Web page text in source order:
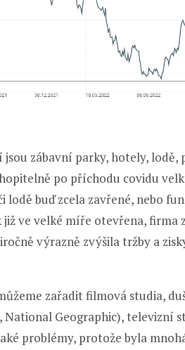
zábavní parky, hotely, lodě,
po příchodu covidu
buď zcela zavřené, nebo
ve velké míře otevřena, firma
výrazně zvýšila tržby a
zařadit filmová studia,
Geographic), televizní
problémy, protože byla